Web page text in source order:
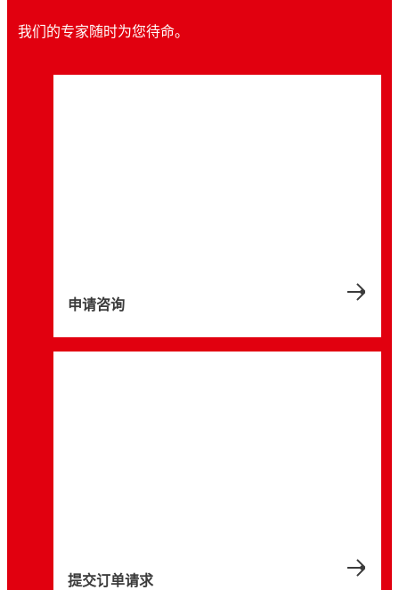
我们的专家随时为您待命。
申请咨询
提交订单请求